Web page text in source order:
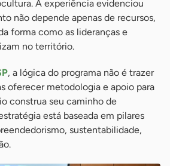
A experiência evidenciou
não depende apenas de recursos,
forma como as lideranças e
no território.
, a lógica do programa não é trazer
oferecer metodologia e apoio para
construa seu caminho de
está baseada em pilares
sustentabilidade,